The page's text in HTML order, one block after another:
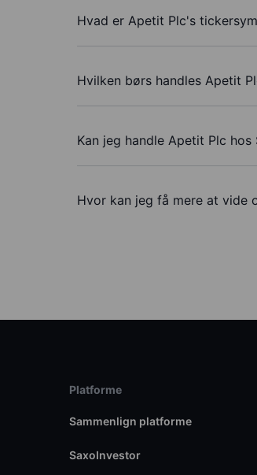
Hvad er Apetit Plc's
Hvilken børs handles Apetit
Kan jeg handle Apetit Plc hos
Hvor kan jeg få mere at vide
Platforme
Sammenlign platforme
SaxoInvestor